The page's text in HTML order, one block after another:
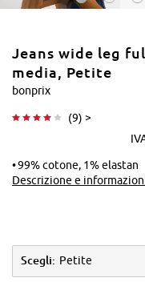
Jeans wide leg
media, Petite
bonprix
(9) >
99% cotone, 1% elastan
Descrizione e
Scegli: Petite